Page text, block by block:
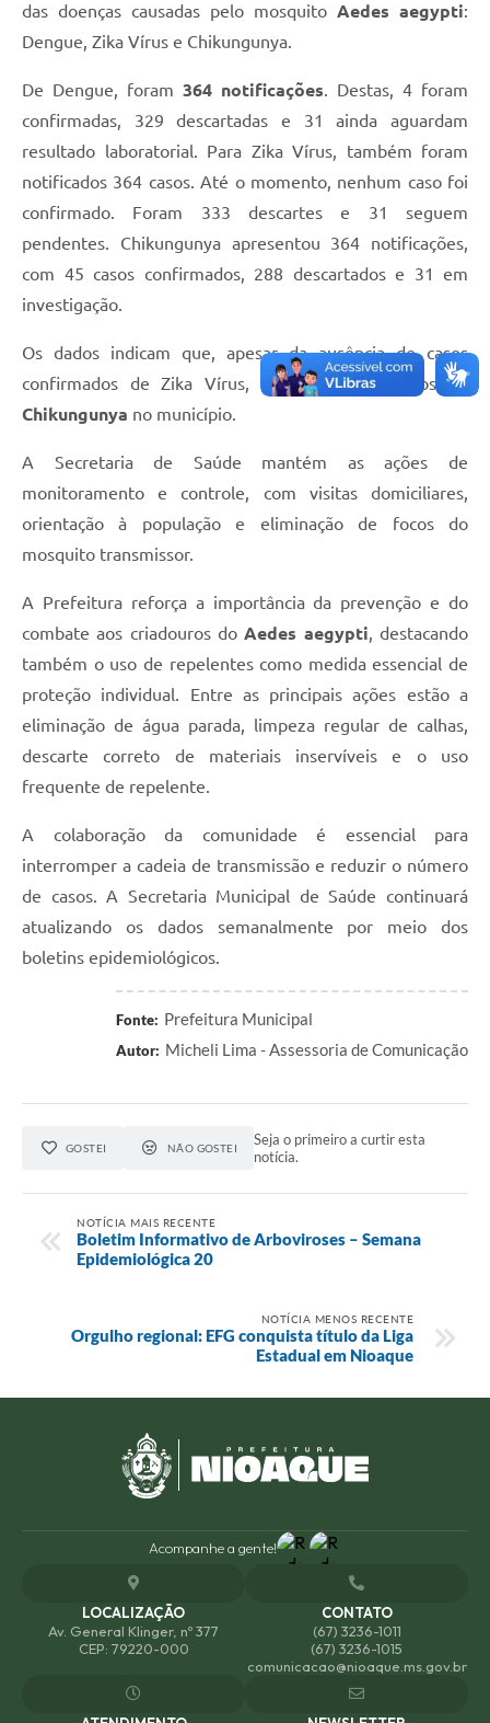
das doenças causadas pelo mosquito Aedes aegypti:
Dengue, Zika Vírus e Chikungunya.
De Dengue, foram 364 notificações. Destas, 4 foram
confirmadas, 329 descartadas e 31 ainda aguardam
resultado laboratorial. Para Zika Vírus, também foram
notificados 364 casos. Até o momento, nenhum caso foi
confirmado. Foram 333 descartes e 31 seguem
pendentes. Chikungunya apresentou 364 notificações,
com 45 casos confirmados, 288 descartados e 31 em
investigação.
Os dados indicam que, apesar da ausência de casos
confirmados de Zika Vírus, há registro de casos de
Chikungunya no município.
A Secretaria de Saúde mantém as ações de
monitoramento e controle, com visitas domiciliares,
orientação à população e eliminação de focos do
mosquito transmissor.
A Prefeitura reforça a importância da prevenção e do
combate aos criadouros doAedes aegypti, destacando
também o uso de repelentes como medida essencial de
proteção individual. Entre as principais ações estão a
eliminação de água parada, limpeza regular de calhas,
descarte correto de materiais inservíveis e o uso
frequente de repelente.
A colaboração da comunidade é essencial para
interromper a cadeia de transmissão e reduzir o número
de casos. A Secretaria Municipal de Saúde continuará
atualizando os dados semanalmente por meio dos
boletins epidemiológicos.
Fonte: Prefeitura Municipal
Autor: Micheli Lima - Assessoria de Comunicação
GOSTEI NÃO GOSTEI
Seja o primeiro a curtir esta
notícia.
NOTÍCIA MAIS RECENTE
Boletim Informativo de Arboviroses – Semana
Epidemiológica 20
NOTÍCIA MENOS RECENTE
Orgulho regional: EFG conquista título da Liga
Estadual em Nioaque
Acompanhe a gente!
LOCALIZAÇÃO
Av. General Klinger, nº 377
CEP: 79220-000
CONTATO
(67) 3236-1011
(67) 3236-1015
comunicacao@nioaque.ms.gov.br